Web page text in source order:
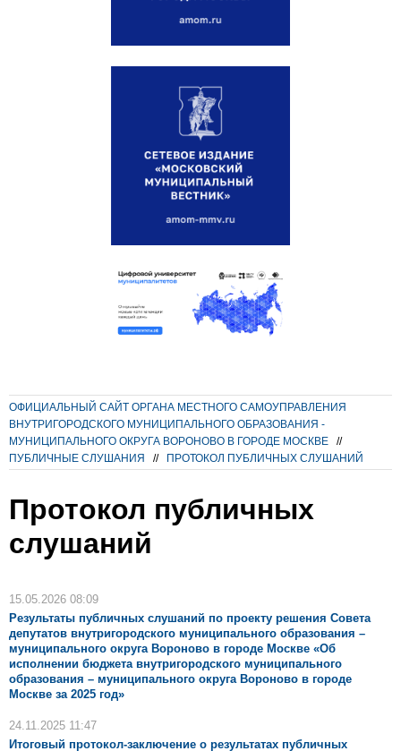
ОФИЦИАЛЬНЫЙ САЙТ ОРГАНА МЕСТНОГО САМОУПРАВЛЕНИЯ
ВНУТРИГОРОДСКОГО МУНИЦИПАЛЬНОГО ОБРАЗОВАНИЯ -
МУНИЦИПАЛЬНОГО ОКРУГА ВОРОНОВО В ГОРОДЕ МОСКВЕ
//
ПУБЛИЧНЫЕ СЛУШАНИЯ
// ПРОТОКОЛ ПУБЛИЧНЫХ СЛУШАНИЙ
Протокол публичных
слушаний
15.05.2026 08:09
Результаты публичных слушаний по проекту решения Совета
депутатов внутригородского муниципального образования –
муниципального округа Вороново в городе Москве «Об
исполнении бюджета внутригородского муниципального
образования – муниципального округа Вороново в городе
Москве за 2025 год»
24.11.2025 11:47
Итоговый протокол-заключение о результатах публичных